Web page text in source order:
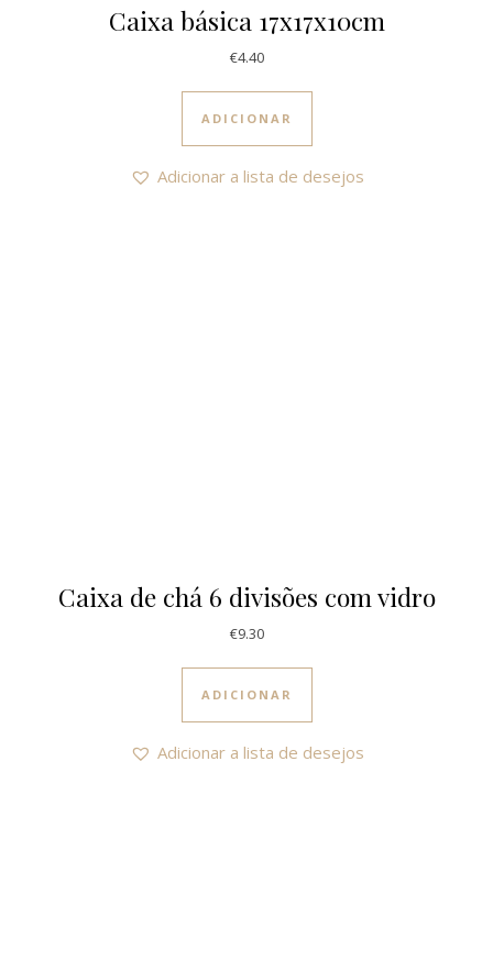
Caixa básica 17x17x10cm
€4.40
ADICIONAR
Adicionar a lista de desejos
Caixa de chá 6 divisões com vidro
€9.30
ADICIONAR
Adicionar a lista de desejos